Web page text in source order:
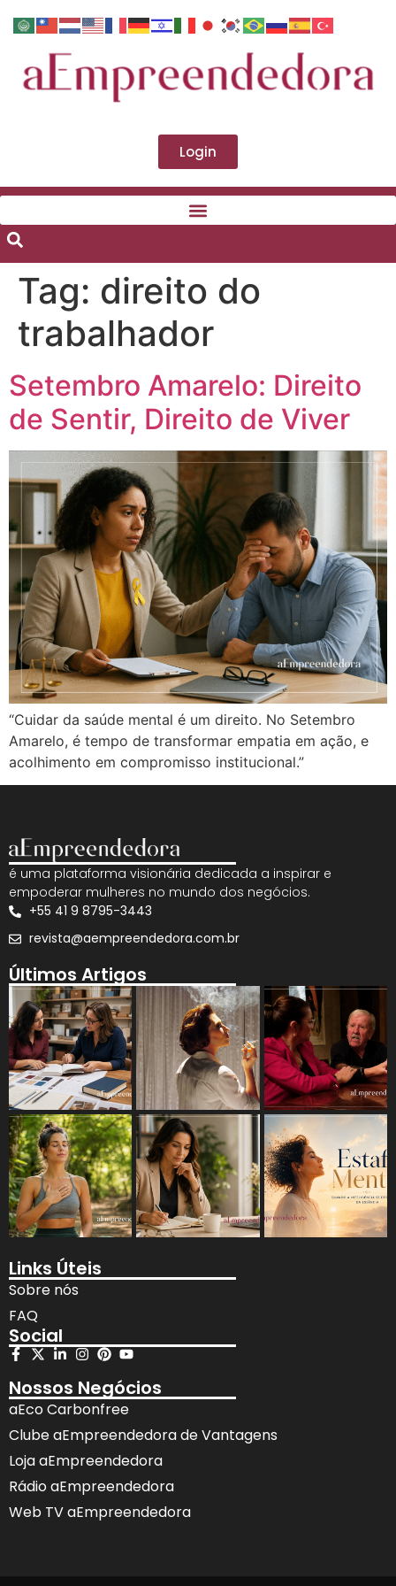
Login
Tag: direito do
trabalhador
Setembro Amarelo: Direito
de Sentir, Direito de Viver
“Cuidar da saúde mental é um direito. No Setembro
Amarelo, é tempo de transformar empatia em ação, e
acolhimento em compromisso institucional.”
é uma plataforma visionária dedicada a inspirar e
empoderar mulheres no mundo dos negócios.
+55 41 9 8795-3443
revista@aempreendedora.com.br
Últimos Artigos
Links Úteis
Sobre nós
FAQ
Social
Nossos Negócios
aEco Carbonfree
Clube aEmpreendedora de Vantagens
Loja aEmpreendedora
Rádio aEmpreendedora
Web TV aEmpreendedora